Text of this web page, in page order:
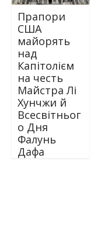
Прапори
США
майорять
над
Капітолієм
на честь
Майстра Лі
Хунчжи й
Всесвітньог
о Дня
Фалунь
Дафа